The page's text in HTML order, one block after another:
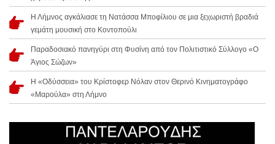
Η Λήμνος αγκάλιασε τη Νατάσσα Μποφίλιου σε μια ξεχωριστή βραδιά
γεμάτη μουσική στο Κοντοπούλι
Παραδοσιακό πανηγύρι στη Φυσίνη από τον Πολιτιστικό Σύλλογο «Ο
Άγιος Σώζων»
Η «Οδύσσεια» του Κρίστοφερ Νόλαν στον Θερινό Κινηματογράφο
«Μαρούλα» στη Λήμνο